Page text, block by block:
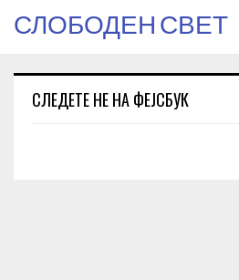
СЛОБОДЕН СВЕТ
СЛЕДЕТЕ НЕ НА ФЕЈСБУК